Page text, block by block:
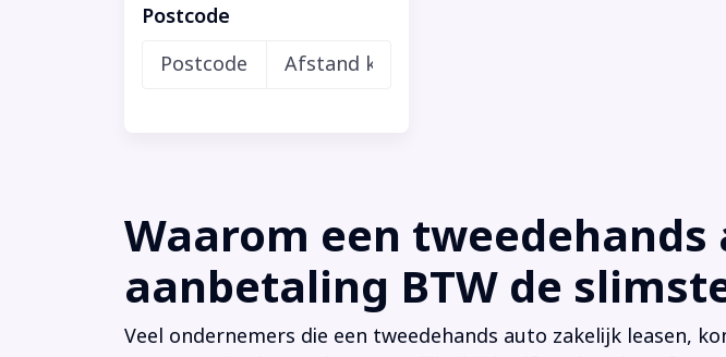
Postcode
Waarom een
aanbetaling BTW de
Veel ondernemers die een tweedehands auto zakelijk leasen,